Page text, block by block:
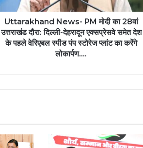
Uttarakhand News- PM मोदी का 28वां
उत्तराखंड दौरा: दिल्ली-देहरादून एक्सप्रेसवे समेत देश
के पहले वेरिएबल स्पीड पंप स्टोरेज प्लांट का करेंगे
लोकार्पण….